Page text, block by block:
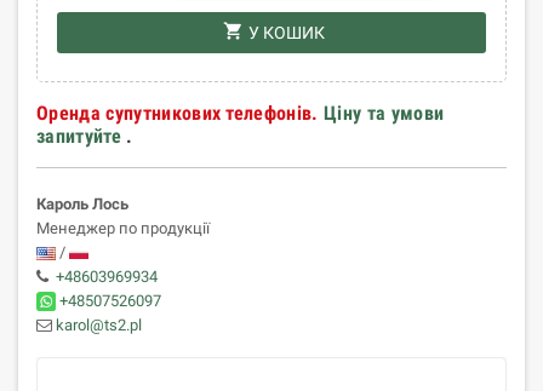
shopping_cart У КОШИК
Оренда супутникових телефонів. Ціну та умови
запитуйте.
Кароль Лось
Менеджер по продукції
/
+48603969934
+48507526097
karol@ts2.pl